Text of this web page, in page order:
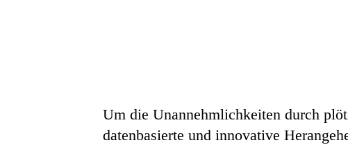
Um die Unannehmlichkeiten durch
datenbasierte und innovative